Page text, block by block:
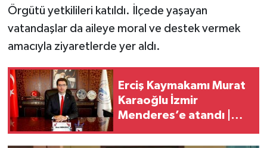
Örgütü yetkilileri katıldı. İlçede yaşayan
vatandaşlar da aileye moral ve destek vermek
amacıyla ziyaretlerde yer aldı.
Erciş Kaymakamı Murat
Karaoğlu İzmir
Menderes’e atandı |
görev yeri değişti